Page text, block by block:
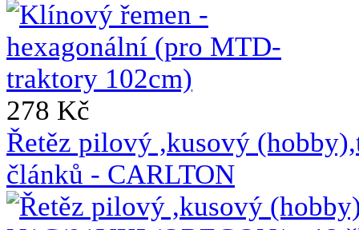
278 Kč
Řetěz pilový ,kusový
článků - CARLTON